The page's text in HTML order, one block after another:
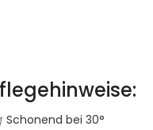
Schonend bei 30°